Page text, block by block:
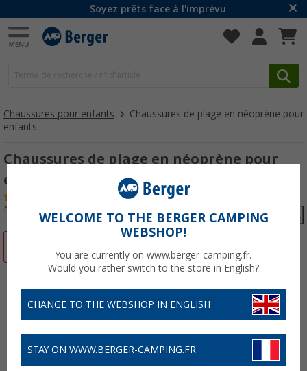
Soyez prêts face à l'imprévu
Chaussures pour enfants
Chaussures de plage en néoprène pour
enfants
Chaussures de plage en néoprène pour
enfants
N° d'art : 81658028
WELCOME TO THE BERGER CAMPING
WEBSHOP!
You are currently on www.berger-camping.fr.
Would you rather switch to the store in English?
CHANGE TO THE WEBSHOP IN ENGLISH
STAY ON WWW.BERGER-CAMPING.FR